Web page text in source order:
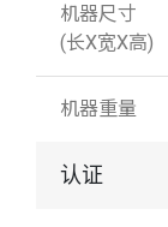
机器尺寸
(长X宽X高)
机器重量
认证